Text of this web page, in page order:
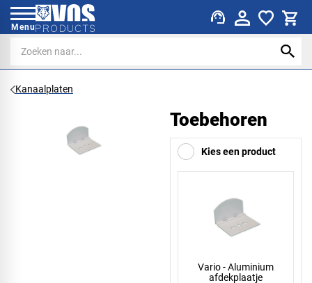
Menu support_agent
Kanaalplaten
Toebehoren
Kies een product
Vario - Aluminium
afdekplaatje